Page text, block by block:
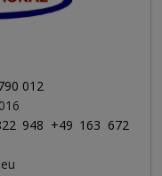
012
948 +49 163 672